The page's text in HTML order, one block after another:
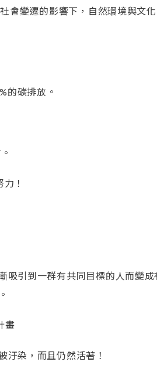
會變遷的影響下，自然環境與文
的碳排放。
！
吸引到一群有共同目標的人而變
畫
汙染，而且仍然活著！